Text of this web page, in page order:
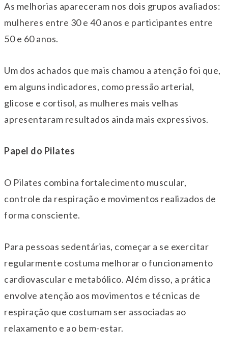
As melhorias apareceram nos dois grupos avaliados:
mulheres entre 30 e 40 anos e participantes entre
50 e 60 anos.
Um dos achados que mais chamou a atenção foi que,
em alguns indicadores, como pressão arterial,
glicose e cortisol, as mulheres mais velhas
apresentaram resultados ainda mais expressivos.
Papel do Pilates
O Pilates combina fortalecimento muscular,
controle da respiração e movimentos realizados de
forma consciente.
Para pessoas sedentárias, começar a se exercitar
regularmente costuma melhorar o funcionamento
cardiovascular e metabólico. Além disso, a prática
envolve atenção aos movimentos e técnicas de
respiração que costumam ser associadas ao
relaxamento e ao bem-estar.